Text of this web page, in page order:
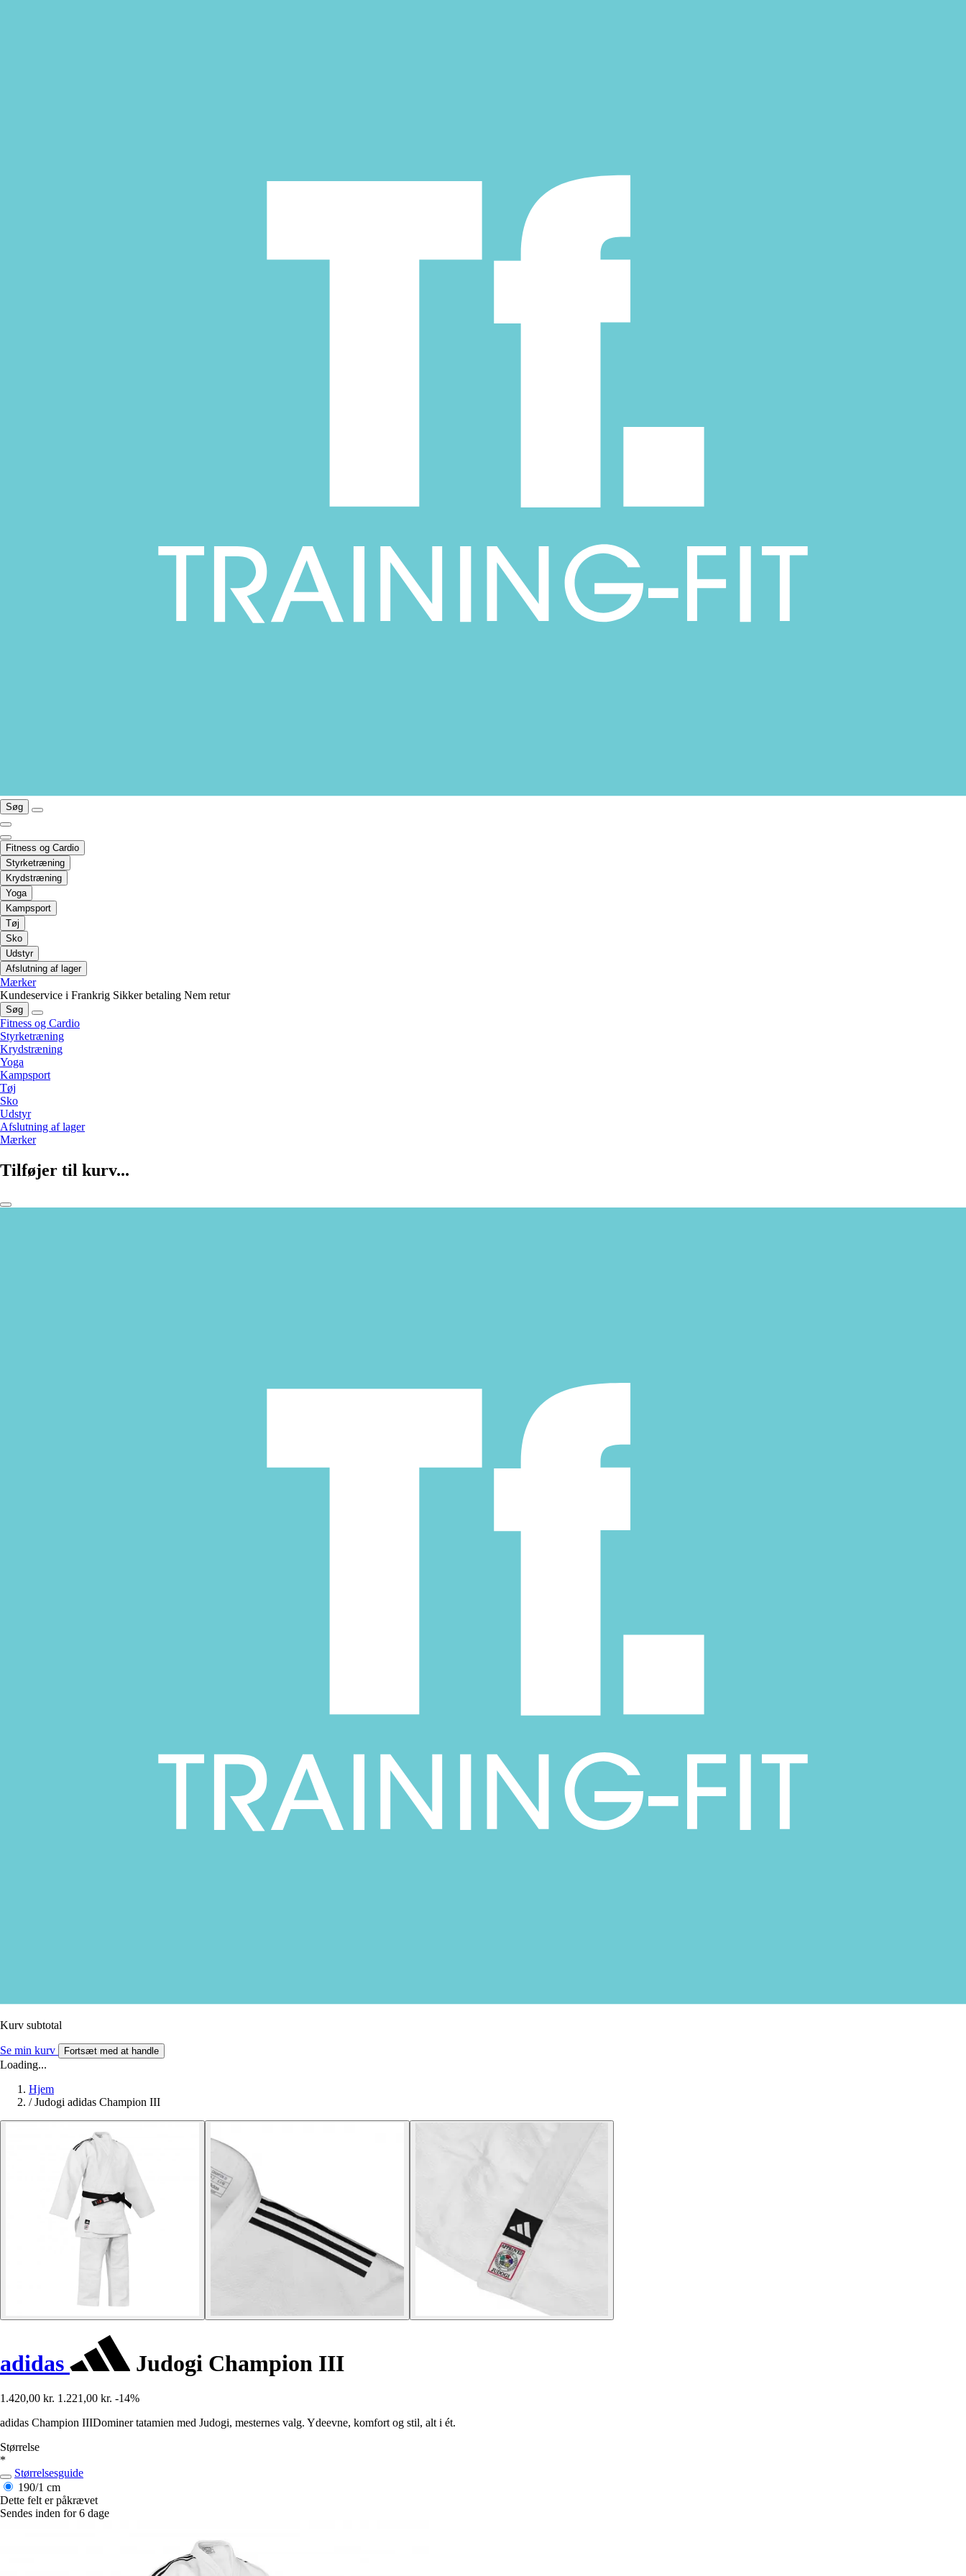
Søg
Fitness og Cardio
Styrketræning
Krydstræning
Yoga
Kampsport
Tøj
Sko
Udstyr
Afslutning af lager
Mærker
Kundeservice i Frankrig Sikker betaling Nem retur
Søg
Fitness og Cardio
Styrketræning
Krydstræning
Yoga
Kampsport
Tøj
Sko
Udstyr
Afslutning af lager
Mærker
Tilføjer til kurv...
Kurv subtotal
Se min kurv Fortsæt med at handle
Loading...
Hjem
/ Judogi adidas Champion III
adidas Judogi Champion III
1.420,00 kr. 1.221,00 kr. -14%
adidas Champion IIIDominer tatamien med Judogi, mesternes valg. Ydeevne, komfort og stil, alt i ét.
Størrelse
*
Størrelsesguide
190/1 cm
Dette felt er påkrævet
Sendes inden for 6 dage